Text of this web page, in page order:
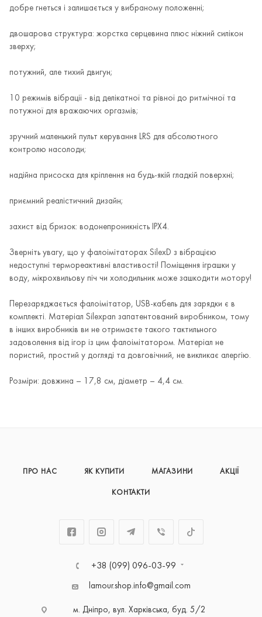
добре гнеться і залишається у вибраному положенні;
двошарова структура: жорстка серцевина плюс ніжний силікон
зверху;
потужний, але тихий двигун;
10 режимів вібрації - від делікатної та рівної до ритмічної та
потужної для вражаючих оргазмів;
зручний маленький пульт керування LRS для абсолютного
контролю насолоди;
надійна присоска для кріплення на будь-якій гладкій поверхні;
приємний реалістичний дизайн;
захист від бризок: водонепроникність IPX4.
Зверніть увагу, що у фалоімітаторах SilexD з вібрацією
недоступні термореактивні властивості! Поміщення іграшки у
воду, мікрохвильову піч чи холодильник може зашкодити мотору!
Перезаряджається фалоімітатор, USB-кабель для зарядки є в
комплекті. Матеріал Silexpan запатентований виробником, тому
в інших виробників ви не отримаєте такого тактильного
задоволення від ігор із цим фалоімітатором. Матеріал не
пористий, простий у догляді та довговічний, не викликає алергію.
Розміри: довжина – 17,8 см, діаметр – 4,4 см.
ПРО НАС ЯК КУПИТИ МАГАЗИНИ АКЦІЇ
КОНТАКТИ
+38 (099) 096-03-99
lamour.shop.info@gmail.com
м. Дніпро, вул. Харківська, буд. 5/2